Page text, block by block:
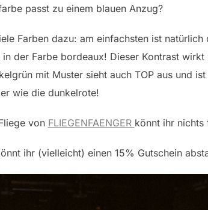
passt zu einem blauen Anzug?
Farben dazu: am einfachsten ist natürlich
der Farbe bordeaux! Dieser Kontrast wirkt
mit Muster sieht auch TOP aus und
wie die dunkelrote!
von FLIEGENFAENGER könnt ihr nichts
ihr (vielleicht) einen 15% Gutschein